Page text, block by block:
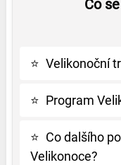
Co
⭐ Velikonoční
⭐ Program
⭐ Co dalšího
Velikonoce?